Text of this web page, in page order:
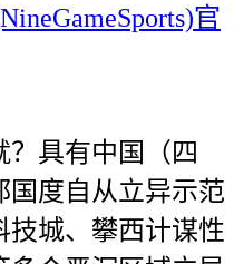
官
具有中国（四
国度自从立异示范
技城、攀西计谋性